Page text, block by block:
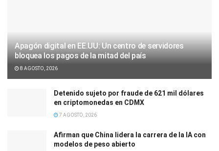
Apagón digital en EE.UU: Un centro de servidores
bloquea los pagos de la mitad del país
8 AGOSTO, 2026
Detenido sujeto por fraude de 621 mil dólares
en criptomonedas en CDMX
7 AGOSTO, 2026
Afirman que China lidera la carrera de la IA con
modelos de peso abierto